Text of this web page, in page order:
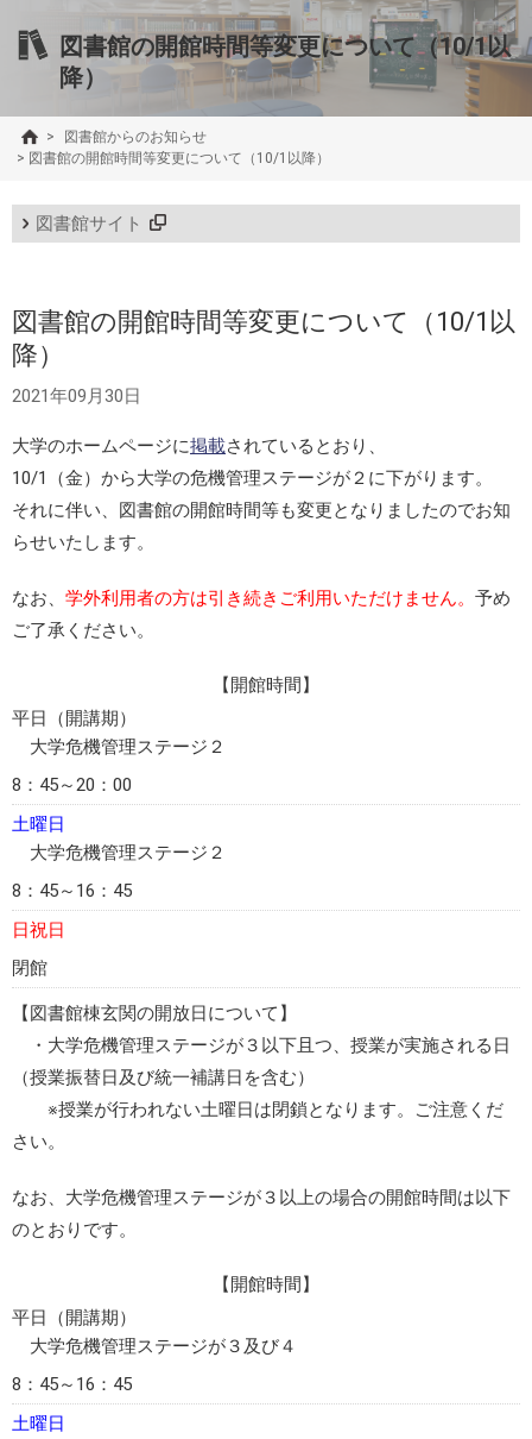
図書館の開館時間等変更について（10/1以
降）
>
図書館からのお知らせ
> 図書館の開館時間等変更について（10/1以降）
図書館サイト
図書館の開館時間等変更について（10/1以
降）
2021年09月30日
大学のホームページに掲載されているとおり、
10/1（金）から大学の危機管理ステージが２に下がります。
それに伴い、図書館の開館時間等も変更となりましたのでお知
らせいたします。
なお、 学外利用者の方は引き続きご利用いただけません。 予め
ご了承ください。
【開館時間】
平日（開講期）
大学危機管理ステージ２
8：45～20：00
土曜日
大学危機管理ステージ２
8：45～16：45
日祝日
閉館
【図書館棟玄関の開放日について】
・大学危機管理ステージが３以下且つ、授業が実施される日
（授業振替日及び統一補講日を含む）
※授業が行われない土曜日は閉鎖となります。ご注意くだ
さい。
なお、大学危機管理ステージが３以上の場合の開館時間は以下
のとおりです。
【開館時間】
平日（開講期）
大学危機管理ステージが３及び４
8：45～16：45
土曜日